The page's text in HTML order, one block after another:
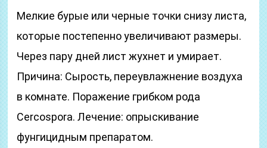
Мелкие бурые или черные точки снизу листа,
которые постепенно увеличивают размеры.
Через пару дней лист жухнет и умирает.
Причина: Сырость, переувлажнение воздуха
в комнате. Поражение грибком рода
Cercospora. Лечение: опрыскивание
фунгицидным препаратом.